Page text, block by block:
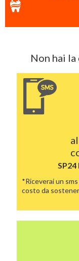
Non hai
al
SP24
*Riceverai un
costo da